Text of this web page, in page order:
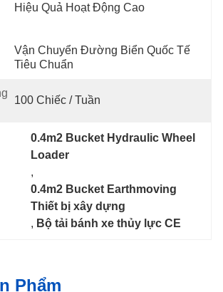
Hiệu Quả Hoạt Động Cao
Vận Chuyển Đường Biển Quốc Tế
Tiêu Chuẩn
100 Chiếc / Tuần
0.4m2 Bucket Hydraulic Wheel
Loader
,
0.4m2 Bucket Earthmoving
Thiết bị xây dựng
, Bộ tải bánh xe thủy lực CE
Phẩm